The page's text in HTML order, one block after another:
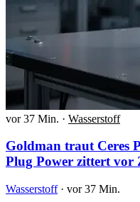
vor 37 Min. · Wasserstoff
Goldman traut Ceres
Plug Power zittert vor
Wasserstoff · vor 37 Min.